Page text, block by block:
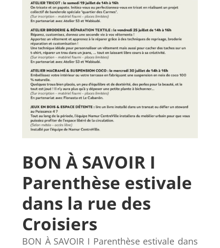
BON À SAVOIR I
Parenthèse estivale
dans la rue des
Croisiers
BON À SAVOIR I Parenthèse estivale dans